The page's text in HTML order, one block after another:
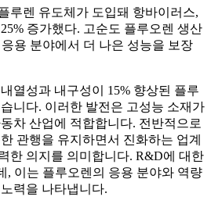
루렌 유도체가 도입돼 항바이러스,
증가했다. 고순도 플루오렌 생산
용 분야에서 더 나은 성능을 보장
열성과 내구성이 15% 향상된 플루
니다. 이러한 발전은 고성능 소재가
차 산업에 적합합니다. 전반적으로
관행을 유지하면서 진화하는 업계
한 의지를 의미합니다. R&D에 대한
, 이는 플루오렌의 응용 분야와 역량
력을 나타냅니다.